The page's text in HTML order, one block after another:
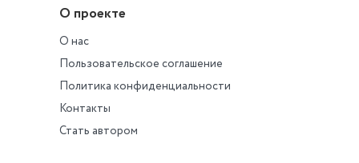
О проекте
О нас
Пользовательское соглашение
Политика конфиденциальности
Контакты
Стать автором